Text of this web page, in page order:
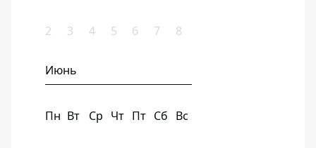
2 3 4 5 6 7 8
Июнь
Пн Вт Ср Чт Пт Сб Вс